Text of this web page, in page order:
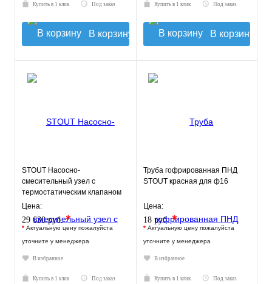
Купить в 1 клик Под заказ
В корзину
Купить в 1 клик Под заказ
В корзину
STOUT Насосно-
смесительный узел с
термостатическим клапаном
30-60°C, с насосом UPSO 25-
Цена:
29 630 руб.*
* Актуальную цену пожалуйста
уточните у менеджера
В избранное
Купить в 1 клик Под заказ
Труба гофрированная ПНД
STOUT красная для ф16
Цена:
18 руб.*
* Актуальную цену пожалуйста
уточните у менеджера
В избранное
Купить в 1 клик Под заказ